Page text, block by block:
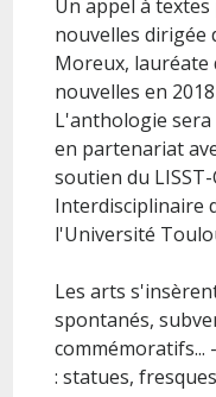
Un appel à
nouvelles dirigée
Moreux, lauréate
nouvelles en
L'anthologie
en partenariat
soutien du
Interdisciplinaire
l'Université
Les arts
spontanés,
commémoratifs...
: statues,